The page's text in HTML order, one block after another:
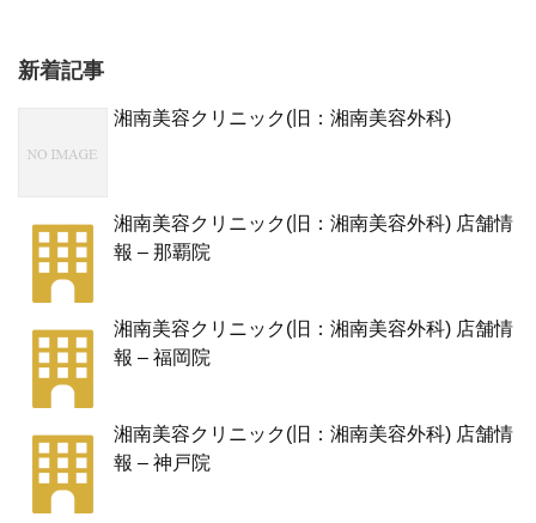
新着記事
湘南美容クリニック(旧：湘南美容外科)
湘南美容クリニック(旧：湘南美容外科) 店舗情
報 – 那覇院
湘南美容クリニック(旧：湘南美容外科) 店舗情
報 – 福岡院
湘南美容クリニック(旧：湘南美容外科) 店舗情
報 – 神戸院